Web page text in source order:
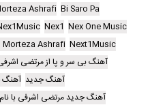
Bi Saro Pa
Ashrafi
Nex One Music
Nex1
Next1Music
Morteza Ashrafi
آهنگ بی سر و پا از مرتضی
آهنگ جدید آهنگ
آهنگ جدید مرتضی اشرفی با